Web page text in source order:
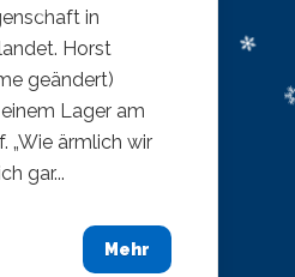
in
Horst
geändert)
Lager am
„Wie ärmlich wir
gar...
Mehr